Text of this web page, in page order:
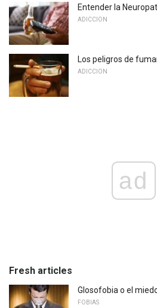
Entender la
ADICCION
Los peligros de
ADICCION
ad
Fresh articles
Glosofobia o el
FOBIAS